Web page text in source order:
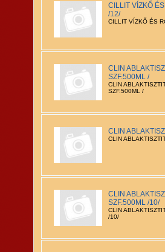
CILLIT VÍZKŐ
/12/
CILLIT VÍZKŐ ÉS
CLIN
SZF.500ML /
CLIN
SZF.500ML /
CLIN
CLIN
CLIN
SZF.500ML /10/
CLIN
/10/